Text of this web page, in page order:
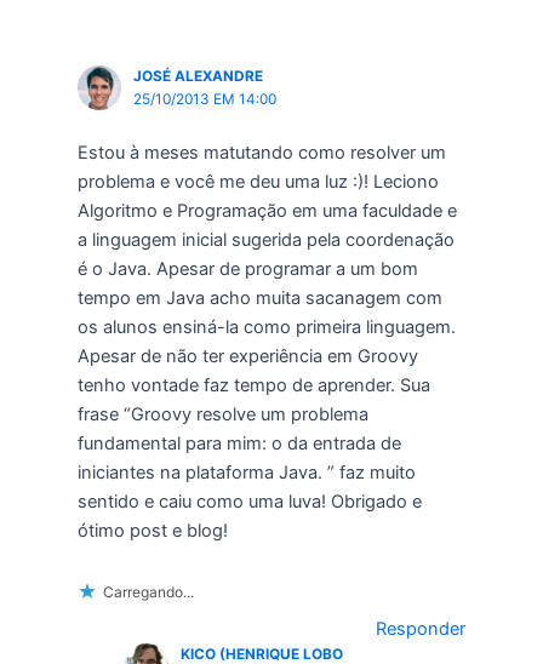
JOSÉ ALEXANDRE
25/10/2013 EM 14:00
Estou à meses matutando como resolver um
problema e você me deu uma luz :)! Leciono
Algoritmo e Programação em uma faculdade e
a linguagem inicial sugerida pela coordenação
é o Java. Apesar de programar a um bom
tempo em Java acho muita sacanagem com
os alunos ensiná-la como primeira linguagem.
Apesar de não ter experiência em Groovy
tenho vontade faz tempo de aprender. Sua
frase “Groovy resolve um problema
fundamental para mim: o da entrada de
iniciantes na plataforma Java. ” faz muito
sentido e caiu como uma luva! Obrigado e
ótimo post e blog!
Carregando...
Responder
KICO (HENRIQUE LOBO